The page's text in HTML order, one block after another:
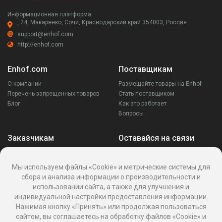
Информационная платформа
, 24, Макаренко, Сочи, Краснодарский край 354003, Россия
support@enhof.com
http://enhof.com
Enhof.com
О компании
Перечень запрещенных товаров
Блог
Поставщикам
Размещайте товары на Enhof
Стать поставщиком
Как это работает
Вопросы
Заказчикам
Написать поставщику
Реквизиты
Оставайся на связи
Мы используем файлы «Cookie» и метрические системы для
сбора и анализа информации о производительности и
использовании сайта, а также для улучшения и
индивидуальной настройки предоставления информации.
Нажимая кнопку «Принять» или продолжая пользоваться
сайтом, вы соглашаетесь на обработку файлов «Cookie» и